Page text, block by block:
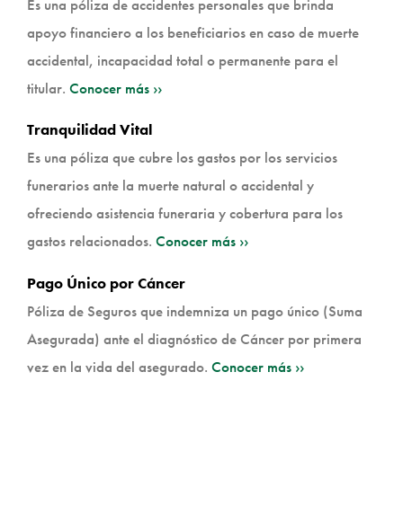
Es una póliza de accidentes personales que brinda
apoyo financiero a los beneficiarios en caso de muerte
accidental, incapacidad total o permanente para el
titular. Conocer más ››
Tranquilidad Vital
Es una póliza que cubre los gastos por los servicios
funerarios ante la muerte natural o accidental y
ofreciendo asistencia funeraria y cobertura para los
gastos relacionados. Conocer más ››
Pago Único por Cáncer
Póliza de Seguros que indemniza un pago único (Suma
Asegurada) ante el diagnóstico de Cáncer por primera
vez en la vida del asegurado. Conocer más ››